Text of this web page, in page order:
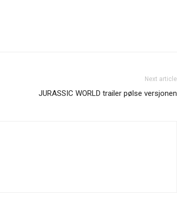
Next article
JURASSIC WORLD trailer pølse versjonen